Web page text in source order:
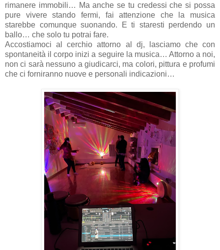
rimanere immobili… Ma anche se tu credessi che si possa
pure vivere stando fermi, fai attenzione che la musica
starebbe comunque suonando. E ti staresti perdendo un
ballo… che solo tu potrai fare.
Accostiamoci al cerchio attorno al dj, lasciamo che con
spontaneità il corpo inizi a seguire la musica… Attorno a noi,
non ci sarà nessuno a giudicarci, ma colori, pittura e profumi
che ci forniranno nuove e personali indicazioni…